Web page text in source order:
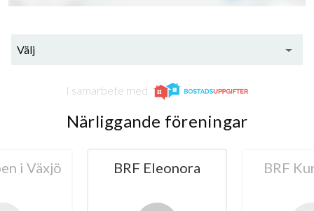
Välj
I samarbete med
Närliggande föreningar
BRF KungsHov
BRF